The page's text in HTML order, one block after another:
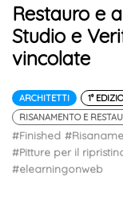
Restauro e
Studio e
vincolate
ARCHITETTI 1°
RISANAMENTO E
#Finished
#Pitture per il
#elearningonweb